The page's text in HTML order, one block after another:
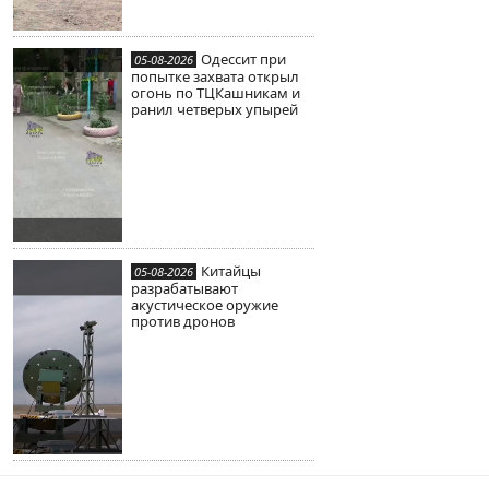
05-08-2026 Одессит при
попытке захвата открыл
огонь по ТЦКашникам и
ранил четверых упырей
05-08-2026 Китайцы
разрабатывают
акустическое оружие
против дронов